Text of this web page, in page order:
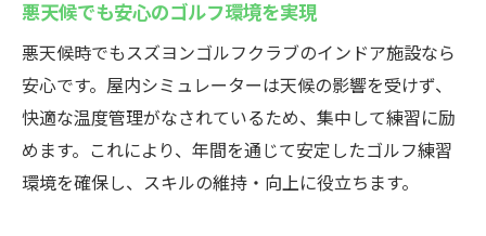
悪天候でも安心のゴルフ環境を実現
悪天候時でもスズヨンゴルフクラブのインドア施設なら
安心です。屋内シミュレーターは天候の影響を受けず、
快適な温度管理がなされているため、集中して練習に励
めます。これにより、年間を通じて安定したゴルフ練習
環境を確保し、スキルの維持・向上に役立ちます。